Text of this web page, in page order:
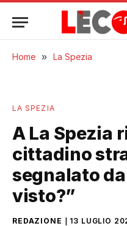
Home » La Spezia
LA SPEZIA
A La Spezia
cittadino
segnalato da
visto?”
REDAZIONE 13 LUGLIO